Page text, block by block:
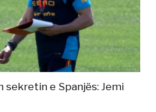
sekretin e Spanjës: Jemi